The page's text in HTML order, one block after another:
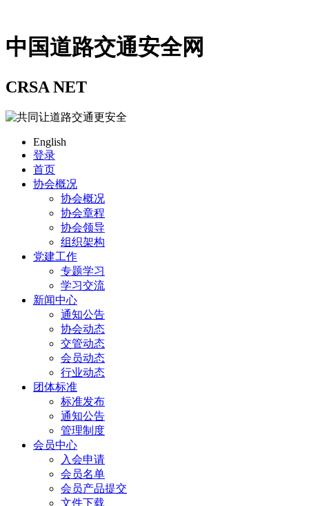
中国道路交通安全网
CRSA NET
English
登录
首页
协会概况
协会概况
协会章程
协会领导
组织架构
党建工作
专题学习
学习交流
新闻中心
通知公告
协会动态
交管动态
会员动态
行业动态
团体标准
标准发布
通知公告
管理制度
会员中心
入会申请
会员名单
会员产品提交
文件下载